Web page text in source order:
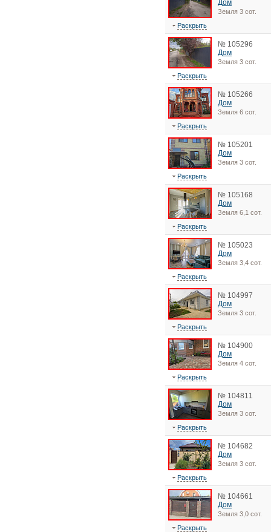
Дом
Земля 3 сот.
Раскрыть
№ 105296
Дом
Земля 3 сот.
Раскрыть
№ 105266
Дом
Земля 6 сот.
Раскрыть
№ 105201
Дом
Земля 3 сот.
Раскрыть
№ 105168
Дом
Земля 6,1 сот.
Раскрыть
№ 105023
Дом
Земля 3,4 сот.
Раскрыть
№ 104997
Дом
Земля 3 сот.
Раскрыть
№ 104900
Дом
Земля 4 сот.
Раскрыть
№ 104811
Дом
Земля 3 сот.
Раскрыть
№ 104682
Дом
Земля 3 сот.
Раскрыть
№ 104661
Дом
Земля 3,0 сот.
Раскрыть